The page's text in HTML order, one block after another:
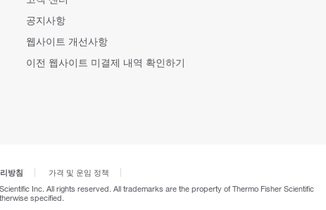
공지사항
웹사이트 개선사항
이전 웹사이트 미결제 내역 확인하기
방침
가격 및 운임 정책
Inc. All rights reserved. All trademarks are the property of Thermo Fisher Scientific
specified.